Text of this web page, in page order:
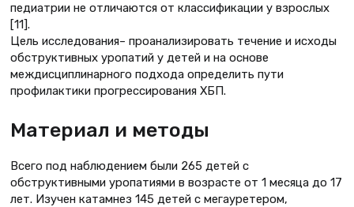
педиатрии не отличаются от классификации у взрослых
[11].
Цель исследования– проанализировать течение и исходы
обструктивных уропатий у детей и на основе
междисциплинарного подхода определить пути
профилактики прогрессирования ХБП.
Материал и методы
Всего под наблюдением были 265 детей с
обструктивными уропатиями в возрасте от 1 месяца до 17
лет. Изучен катамнез 145 детей с мегауретером,